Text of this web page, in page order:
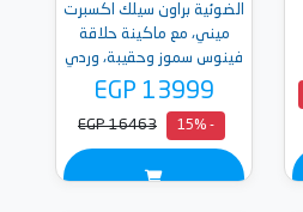
الضوئية براون سيلك اكسبرت
ميني، مع ماكينة حلاقة
فينوس سموز وحقيبة، وردي
- PL1014
EGP 13999
- 15%
EGP 16463